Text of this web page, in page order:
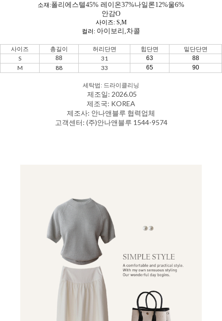
소재:폴리에스텔45% 레이온37%나일론12%울6%
안감O
사이즈: S,M
컬러: 아이보리,차콜
사이즈 총길이 허리단면 힙단면
밑단단면
S
88 31 63 88
M 88 33 65 90
세탁법: 드라이클리닝
제조일: 2026.05
제조국: KOREA
제조사: 안나앤블루 협력업체
고객센터: (주)안나앤블루 1544-9574